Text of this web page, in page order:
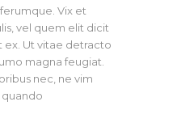
Vix et
vel quem elit dicit
Ut vitae detracto
magna feugiat.
nec, ne vim